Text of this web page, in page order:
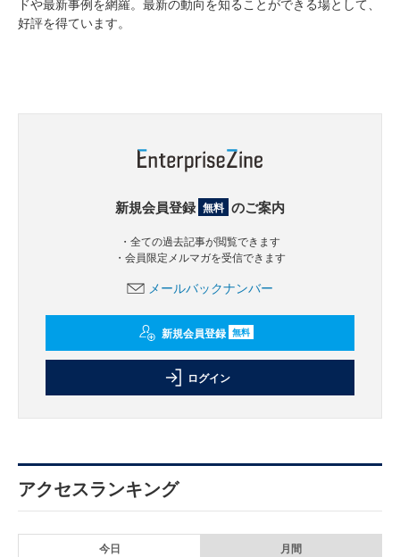
好評を得ています。
新規会員登録 無料 のご案内
・全ての過去記事が閲覧できます
・会員限定メルマガを受信できます
メールバックナンバー
新規会員登録 無料
ログイン
アクセスランキング
今日 月間